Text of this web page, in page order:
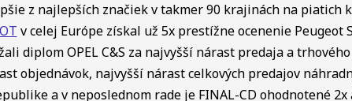
z najlepších značiek v takmer 90 krajinách na piatich
v celej Európe získal už 5x prestížne ocenenie Peugeot
diplom OPEL C&S za najvyšší nárast predaja a
objednávok, najvyšší nárast celkových predajov
a v neposlednom rade je FINAL-CD ohodnotené